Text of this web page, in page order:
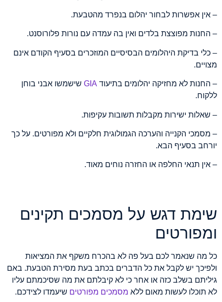
– אין אפשרות לבחור יהלום בנפרד מהטבעת.
– החנות מפוצצת בלדים ואין בה עמדה עם נורות פלורוסנט.
– כלי בדיקת היהלומים הבסיסיים המוזכרים בסעיף הקודם אינם
מצויים.
– החנות לא מחזיקה יהלומים בתיעוד GIA שישמשו אבני בוחן
ללקוח.
– שאלות ישירות מקבלות תשובות עקיפות.
– מסמכי הקנייה והערכה הגמולוגית חלקיים ולא מפורטים. על כך
יורחב בסעיף הבא.
– אין תנאי החלפה או החזרה נוחים מאוד.
שימת דגש על מסמכים תקינים
ומפורטים
כל מה שנאמר לכם בעל פה לא בהכרח משקף את המציאות
ולפיכך יש לקבל את כל הדברים בכתב בעת מסירת הטבעת. באם
גיליתם בשלב כזה או אחר כי לא קיבלתם את מה שסיכמתם עליו
לא תוכלו לעשות מאום ללא מסמכים מפורטים שיעמדו לצידכם.